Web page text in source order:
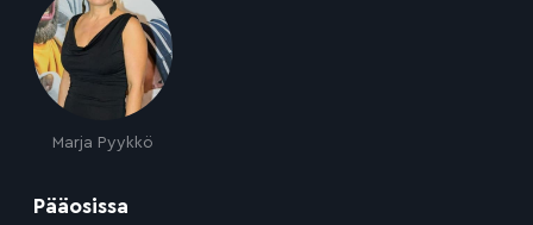
Marja Pyykkö
Pääosissa